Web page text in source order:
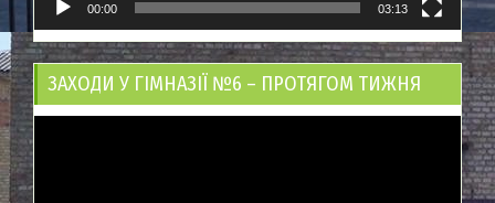
00:00 03:13
ЗАХОДИ У ГІМНАЗІЇ №6 – ПРОТЯГОМ ТИЖНЯ